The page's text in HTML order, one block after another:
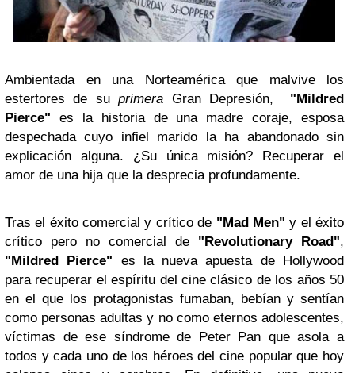
Ambientada en una Norteamérica que malvive los
estertores de suprimera Gran Depresión, "Mildred
Pierce" es la historia de una madre coraje, esposa
despechada cuyo infiel marido la ha abandonado sin
explicación alguna. ¿Su única misión? Recuperar el
amor de una hija que la desprecia profundamente.
Tras el éxito comercial y crítico de "Mad Men" y el éxito
crítico pero no comercial de "Revolutionary Road",
"Mildred Pierce" es la nueva apuesta de Hollywood
para recuperar el espíritu del cine clásico de los años 50
en el que los protagonistas fumaban, bebían y sentían
como personas adultas y no como eternos adolescentes,
víctimas de ese síndrome de Peter Pan que asola a
todos y cada uno de los héroes del cine popular que hoy